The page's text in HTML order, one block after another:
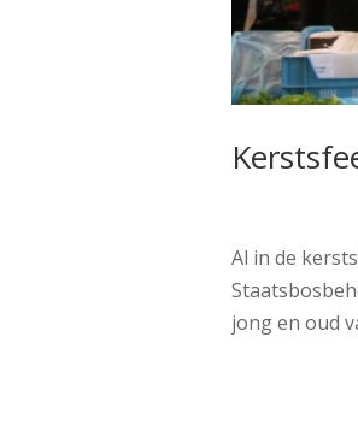
Al in de
jong en oud